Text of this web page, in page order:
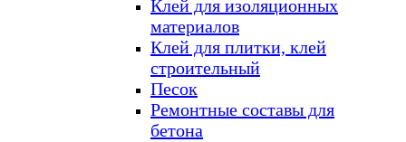
Клей для изоляционных
материалов
Клей для плитки, клей
строительный
Песок
Ремонтные составы для
бетона